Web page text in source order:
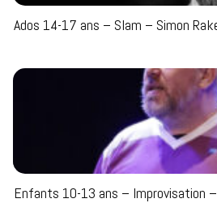
Ados 14-17 ans – Slam – Simon
Enfants 10-13 ans – Improvisation